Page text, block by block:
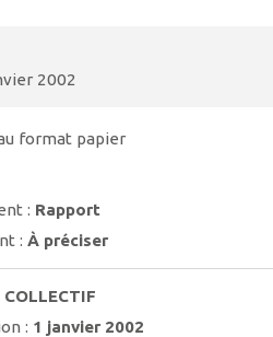
2002
format papier
: Rapport
:À préciser
COLLECTIF
: 1 janvier 2002